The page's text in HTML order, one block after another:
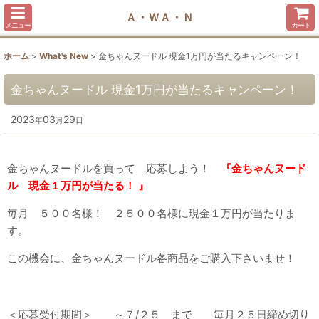
メニュー
Ａ・ＷＡ・Ｎ
カート
ホーム > What's New > 金ちゃんヌードル 現金1万円が当たるキャンペーン！
金ちゃんヌードル 現金1万円が当たるキャンペーン！
2023年03 月 29日
金ちゃんヌードルを買って 応募しよう！
『金ちゃんヌード
ル 現金１万円が当たる！ 』
毎月 ５００名様！ ２５００名様に現金１万円が当たりま
す。
この機会に、金ちゃんヌードル各商品をご購入下さいませ！
＜応募受付期間＞ ～７/２５ まで 毎月２５日締め切り